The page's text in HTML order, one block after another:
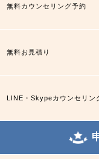
無料カウンセリング予約
無料お見積り
LINE・Skypeカウンセリン